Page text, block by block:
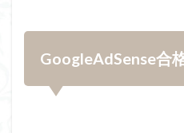
GoogleAdSense合